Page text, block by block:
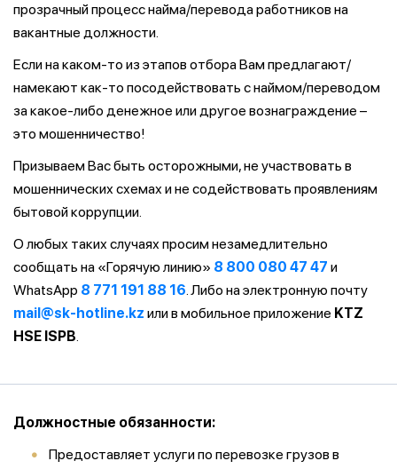
прозрачный процесс найма/перевода работников на
вакантные должности.
Если на каком-то из этапов отбора Вам предлагают/
намекают как-то посодействовать с наймом/переводом
за какое-либо денежное или другое вознаграждение –
это мошенничество!
Призываем Вас быть осторожными, не участвовать в
мошеннических схемах и не содействовать проявлениям
бытовой коррупции.
О любых таких случаях просим незамедлительно
сообщать на «Горячую линию» 8 800 080 47 47 и
WhatsApp 8 771 191 88 16. Либо на электронную почту
mail@sk-hotline.kz или в мобильное приложение KTZ
HSE ISPB.
Должностные обязанности:
Предоставляет услуги по перевозке грузов в